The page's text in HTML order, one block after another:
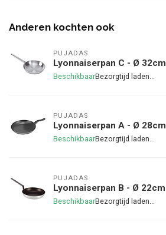
Anderen kochten ook
PUJADAS
Lyonnaiserpan C - Ø 32cm
Beschikbaar
PUJADAS
Lyonnaiserpan A - Ø 28cm
Beschikbaar
PUJADAS
Lyonnaiserpan B - Ø 22cm
Beschikbaar